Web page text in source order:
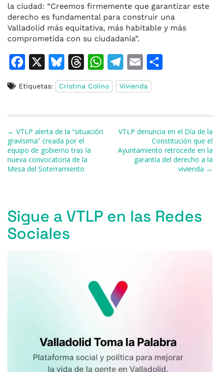
la ciudad: “Creemos firmemente que garantizar este
derecho es fundamental para construir una
Valladolid más equitativa, más habitable y más
comprometida con su ciudadanía”.
F
c
b
o
o
k
X
Bl
u
e
k
y
T
h
re
s
W
h
at
T
el
e
a
m
E
m
ai
ti
r
Etiquetas: Cristina Colino Vivienda
Navegación de entradas
← VTLP alerta de la “situación
gravísima” creada por el
equipo de gobierno tras la
nueva convocatoria de la
Mesa del Soterramiento
VTLP denuncia en el Día de la
Constitución que el
Ayuntamiento retrocede en la
garantía del derecho a la
vivienda →
Sigue a VTLP en las Redes
Sociales